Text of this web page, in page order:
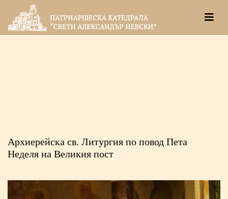
Архиерейска св. Литургия по повод Пета
Неделя на Великия пост